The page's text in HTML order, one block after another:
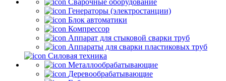
Сварочные оборудование
Генераторы (электростанции)
Блок автоматики
Компрессор
Аппарат для стыковой сварки труб
Аппараты для сварки пластиковых труб
Силовая техника
Металлообрабатывающие
Деревообрабатывающие